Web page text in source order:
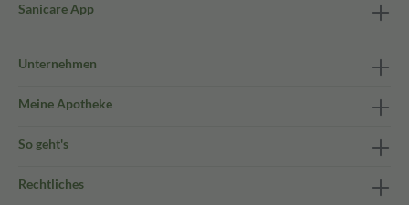
Sanicare App
Unternehmen
Meine Apotheke
So geht's
Rechtliches